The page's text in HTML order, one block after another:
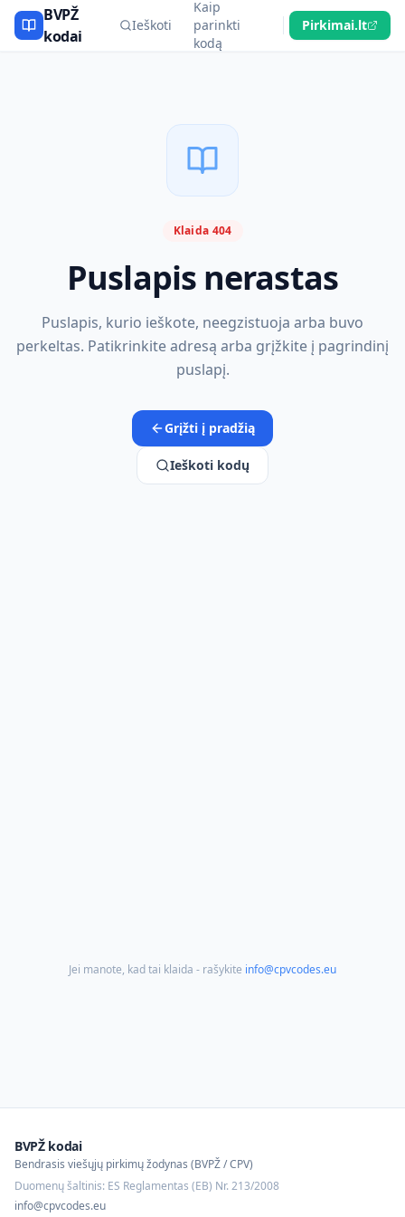
BVPŽ
kodai
Ieškoti
Kaip
parinkti
kodą
Pirkimai.lt
Klaida 404
Puslapis nerastas
Puslapis, kurio ieškote, neegzistuoja arba buvo
perkeltas. Patikrinkite adresą arba grįžkite į pagrindinį
puslapį.
Grįžti į pradžią
Ieškoti kodų
Jei manote, kad tai klaida - rašykite info@cpvcodes.eu
BVPŽ kodai
Bendrasis viešųjų pirkimų žodynas (BVPŽ / CPV)
Duomenų šaltinis: ES Reglamentas (EB) Nr. 213/2008
info@cpvcodes.eu